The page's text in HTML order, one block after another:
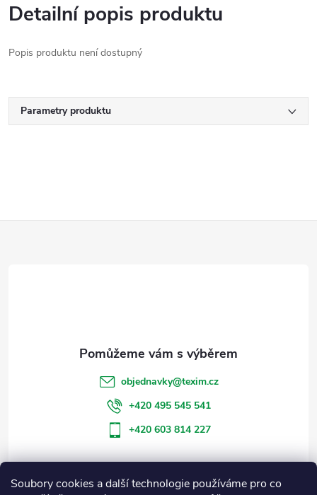
Soubory cookies a další technologie používáme pro co
Detailní popis produktu
Popis produktu není dostupný
Parametry produktu
objednavky@texim.cz
+420 495 545 541
+420 603 814 227